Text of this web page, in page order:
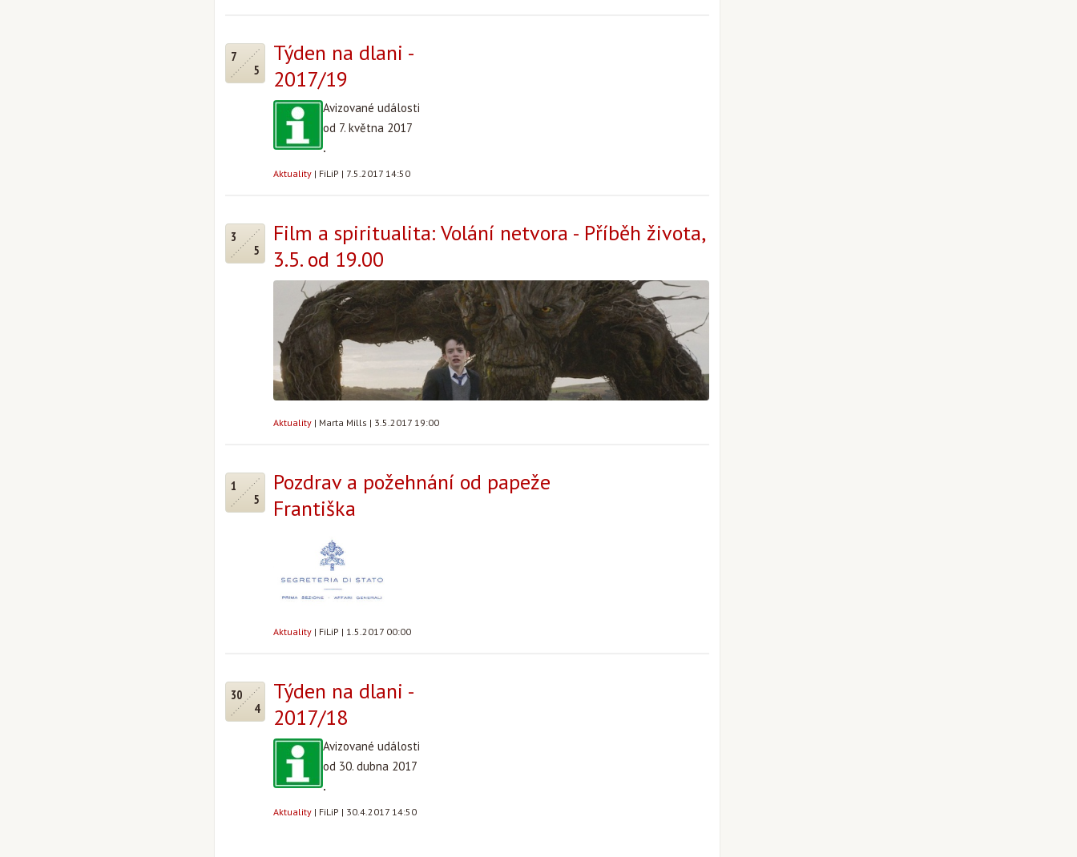
7
5
Týden na dlani -
2017/19
Avizované události
od 7. května 2017
.
Aktuality | FiLiP | 7.5.2017 14:50
3
5
Film a spiritualita: Volání netvora - Příběh života,
3.5. od 19.00
Aktuality | Marta Mills | 3.5.2017 19:00
1
5
Pozdrav a požehnání od papeže
Františka
Aktuality | FiLiP | 1.5.2017 00:00
30
4
Týden na dlani -
2017/18
Avizované události
od 30. dubna 2017
.
Aktuality | FiLiP | 30.4.2017 14:50